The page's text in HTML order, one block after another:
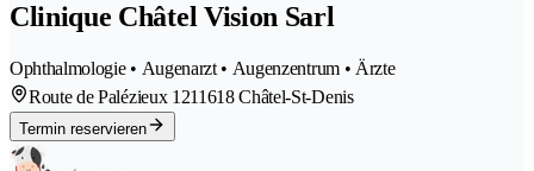
Clinique Châtel Vision Sarl
Ophthalmologie • Augenarzt • Augenzentrum • Ärzte
Route de Palézieux 1211618 Châtel-St-Denis
Termin reservieren